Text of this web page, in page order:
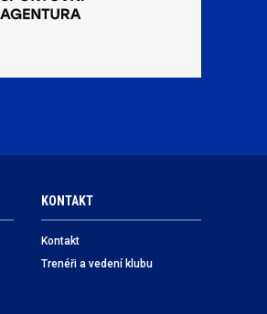
KONTAKT
Kontakt
Trenéři a vedení klubu